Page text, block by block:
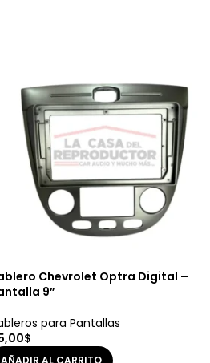
Chevrolet Optra Digital –
9”
para Pantallas
$
AÑADIR AL CARRITO